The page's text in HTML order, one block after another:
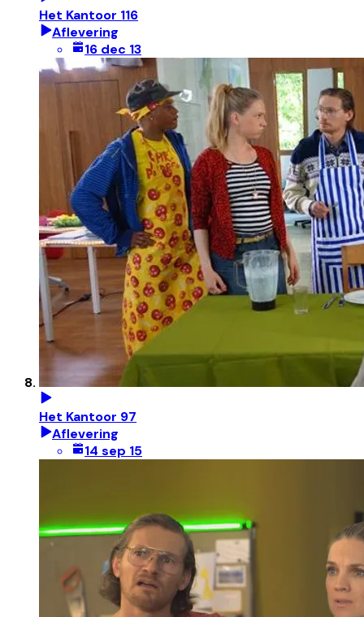
Het Kantoor 116
Aflevering
16 dec 13
Het Kantoor 97
Aflevering
14 sep 15